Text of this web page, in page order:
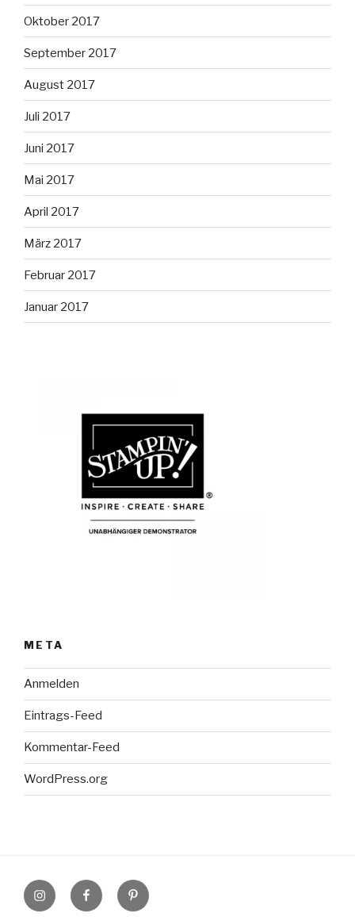
Oktober 2017
September 2017
August 2017
Juli 2017
Juni 2017
Mai 2017
April 2017
März 2017
Februar 2017
Januar 2017
META
Anmelden
Eintrags-Feed
Kommentar-Feed
WordPress.org
InstagramFacebookPinterest